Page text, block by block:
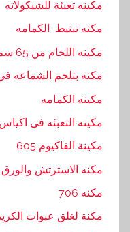
ل
ه
س
ي
ا
م
ا
مكينه تعبئة للشيكولاته
مكنه تبنيط الكمامه
مكينه اللحام من 65 سم بالرجل
مكنه بتلحم الشماعه
مكينه الكمامه
مكينه التعبئه فى
مكينة الفاكيوم 605
مكنه الاسترتش
مكنه 706
مكنة لغلق عبوات